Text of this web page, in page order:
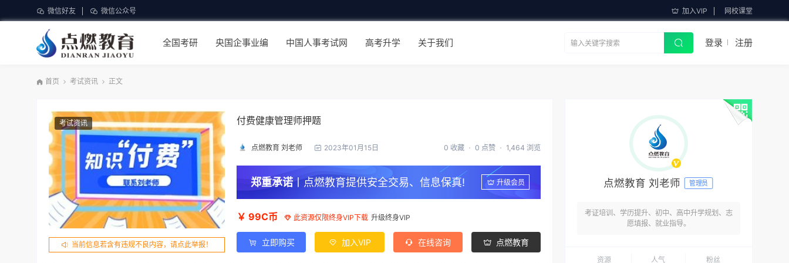
微信好友 微信公众号 加入VIP 网校课堂
全国考研 央国企事业编 中国人事考试网 高考升学 关于我们 登录 注册
首页 考试资讯 正文
考试资讯
当前信息若含有违规不良内容，请点此举报！
付费健康管理师押题
点燃教育 刘老师 2023年01月15日 0 收藏 0 点赞 1,464 浏览
郑重承诺 丨点燃教育提供安全交易、信息保真! 升级会员
￥ 99C币 此资源仅限终身VIP下载 升级终身VIP
立即购买 加入VIP 在线咨询 点燃教育
点燃教育 刘老师 管理员
考证培训、学历提升、初中、高中升学规划、志
愿填报、就业指导。
资源 人气 粉丝